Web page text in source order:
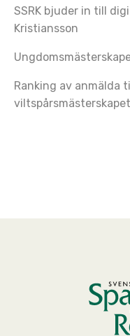
SSRK bjuder in till
Kristiansson
Ranking av anmälda